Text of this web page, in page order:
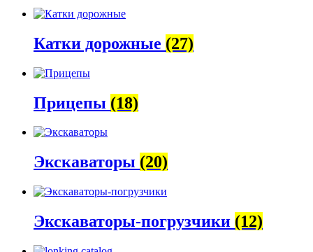
Катки дорожные (27)
Прицепы (18)
Экскаваторы (20)
Экскаваторы-погрузчики (12)